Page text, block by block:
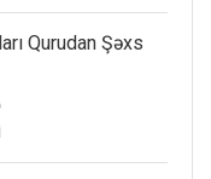
Qurudan Şəxs